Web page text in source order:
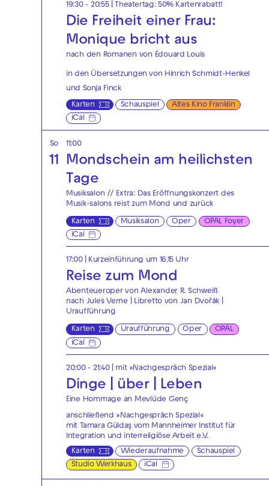
19:30 - 20:55| Theatertag: 50% Kartenrabatt!
Die Freiheit einer Frau:
Monique bricht aus
nach den Romanen von Édouard Louis
in den Übersetzungen von Hinrich Schmidt-Henkel
und Sonja Finck
Karten Schauspiel
Altes Kino Franklin
iCal
So
11
11:00
Mondschein am heilichsten
Tage
Musiksalon // Extra: Das Eröffnungskonzert des
Musik-salons reist zum Mond und zurück
Karten Musiksalon Oper
OPAL Foyer
iCal
17:00 | Kurzeinführung um 16.15 Uhr
Reise zum Mond
Abenteueroper von Alexander R. Schweiß
nach Jules Verne | Libretto von Jan Dvořák |
Uraufführung
Karten Uraufführung Oper
OPAL
iCal
20:00 - 21:40 | mit »Nachgespräch Spezial«
Dinge | über | Leben
Eine Hommage an Mevlüde Genç
anschließend »Nachgespräch Spezial«
mit Tamara Güldaş vom Mannheimer Institut für
Integration und interreligiöse Arbeit e.V.
Karten Wiederaufnahme
Schauspiel
Studio Werkhaus
iCal